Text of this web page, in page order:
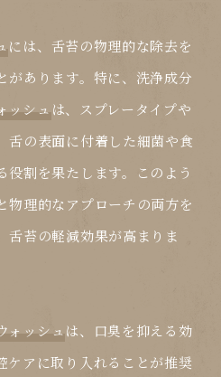
には、舌苔の物理的な除去を
があります。特に、洗浄成分
ッシュ は、スプレータイプや
舌の表面に付着した細菌や食
割を果たします。このよう
物理的なアプローチの両方を
舌苔の軽減効果が高まりま
ォッシュは、口臭を抑える効
ケアに取り入れることが推奨